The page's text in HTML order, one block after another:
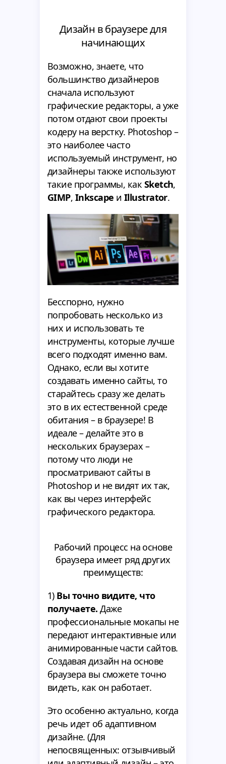
Дизайн в браузере для
начинающих
Возможно, знаете, что
большинство дизайнеров
сначала используют
графические редакторы, а уже
потом отдают свои проекты
кодеру на верстку. Photoshop –
это наиболее часто
используемый инструмент, но
дизайнеры также используют
такие программы, как Sketch,
GIMP, Inkscape и Illustrator.
Бесспорно, нужно
попробовать несколько из
них и использовать те
инструменты, которые лучше
всего подходят именно вам.
Однако, если вы хотите
создавать именно сайты, то
старайтесь сразу же делать
это в их естественной среде
обитания – в браузере! В
идеале – делайте это в
нескольких браузерах –
потому что люди не
просматривают сайты в
Photoshop и не видят их так,
как вы через интерфейс
графического редактора.
Рабочий процесс на основе
браузера имеет ряд других
преимуществ:
1) Вы точно видите, что
получаете. Даже
профессиональные мокапы не
передают интерактивные или
анимированные части сайтов.
Создавая дизайн на основе
браузера вы сможете точно
видеть, как он работает.
Это особенно актуально, когда
речь идет об адаптивном
дизайне. (Для
непосвященных: отзывчивый